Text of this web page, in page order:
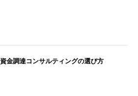
資金調達コンサルティングの選び方